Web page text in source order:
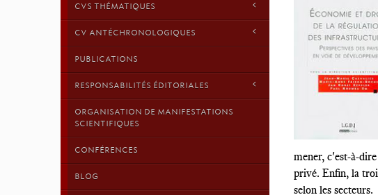
CVS THÉMATIQUES
CV ANTÉCHRONOLOGIQUES
PUBLICATIONS
RESPONSABILITÉS ÉDITORIALES
ORGANISATION DE MANIFESTATIONS
SCIENTIFIQUES
CONFÉRENCES
BLOG
mener, c'est-à-
privé. Enfin, la
selon les secteurs.